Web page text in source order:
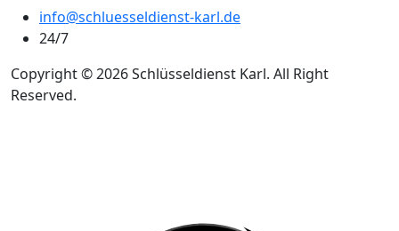
info@schluesseldienst-karl.de
24/7
Copyright © 2026 Schlüsseldienst Karl. All Right
Reserved.